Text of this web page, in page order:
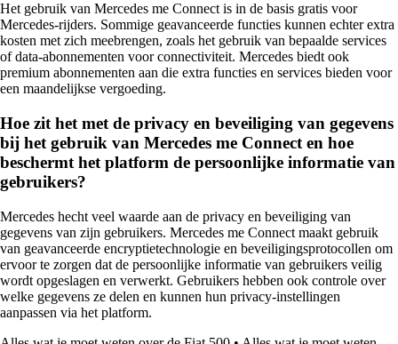
Het gebruik van Mercedes me Connect is in de basis gratis voor
Mercedes-rijders. Sommige geavanceerde functies kunnen echter extra
kosten met zich meebrengen, zoals het gebruik van bepaalde services
of data-abonnementen voor connectiviteit. Mercedes biedt ook
premium abonnementen aan die extra functies en services bieden voor
een maandelijkse vergoeding.
Hoe zit het met de privacy en beveiliging van gegevens
bij het gebruik van Mercedes me Connect en hoe
beschermt het platform de persoonlijke informatie van
gebruikers?
Mercedes hecht veel waarde aan de privacy en beveiliging van
gegevens van zijn gebruikers. Mercedes me Connect maakt gebruik
van geavanceerde encryptietechnologie en beveiligingsprotocollen om
ervoor te zorgen dat de persoonlijke informatie van gebruikers veilig
wordt opgeslagen en verwerkt. Gebruikers hebben ook controle over
welke gegevens ze delen en kunnen hun privacy-instellingen
aanpassen via het platform.